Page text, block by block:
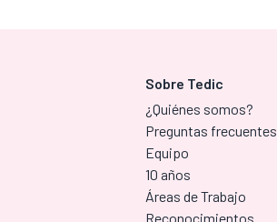
Sobre Tedic
¿Quiénes somos?
Preguntas frecuentes
Equipo
10 años
Áreas de Trabajo
Reconocimientos